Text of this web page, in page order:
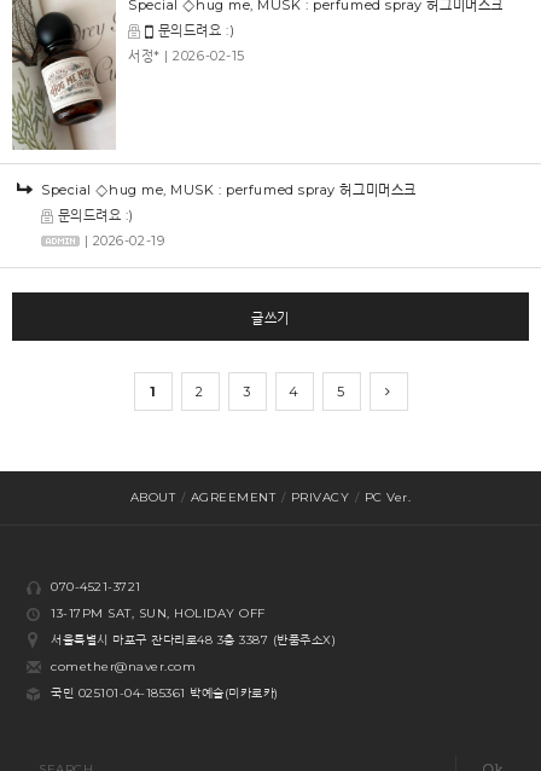
Special ◇hug me, MUSK : perfumed spray 허그미머스크
문의드려요 :)
서정* | 2026-02-15
Special ◇hug me, MUSK : perfumed spray 허그미머스크
문의드려요 :)
| 2026-02-19
글쓰기
1 2 3 4 5
ABOUT / AGREEMENT / PRIVACY / PC Ver.
070-4521-3721
13-17PM SAT, SUN, HOLIDAY OFF
서울특별시 마포구 잔다리로48 3층 3387 (반품주소X)
comether@naver.com
국민 025101-04-185361 박예슬(미카로카)